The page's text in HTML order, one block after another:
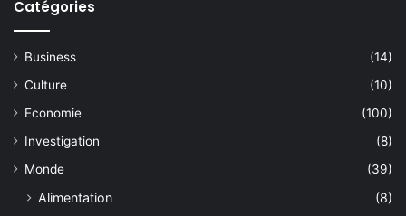
Catégories
Business
(14)
Culture
(10)
Economie
(100)
Investigation
(8)
Monde
(39)
Alimentation
(8)